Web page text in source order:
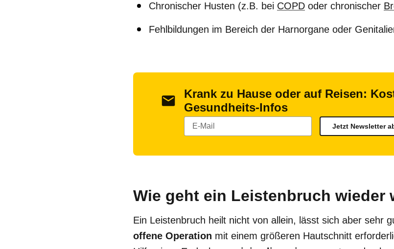
Chronischer Husten (z.B. bei COPD oder chronischer
Fehlbildungen im Bereich der Harnorgane oder
Krank zu Hause oder auf Reisen:
Gesundheits-Infos
Jetzt Newsletter
Wie geht ein Leistenbruch wieder
Ein Leistenbruch heilt nicht von allein, lässt sich aber sehr
offene Operation mit einem größeren Hautschnitt